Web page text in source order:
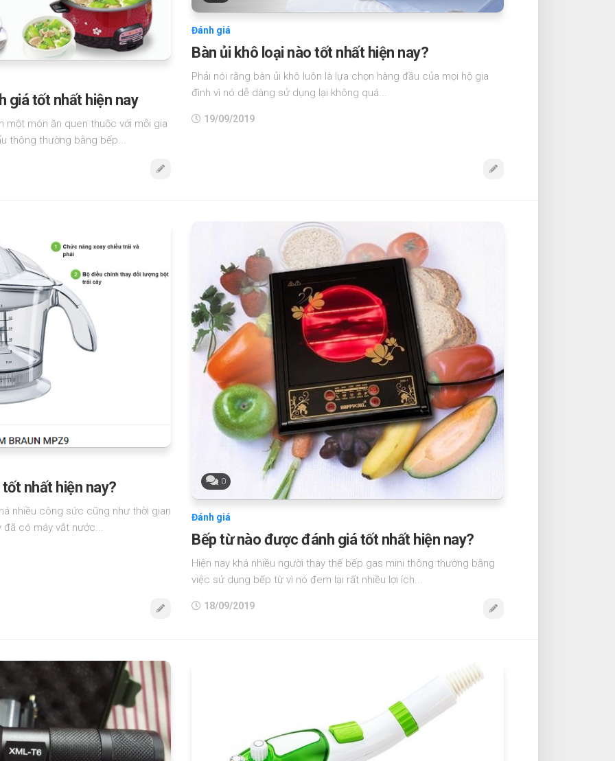
giá tốt nhất hiện nay
một món ăn quen thuộc với mỗi gia
thông thường bằng bếp...
Đánh giá
Bàn ủi khô loại nào tốt nhất hiện nay?
Phải nói rằng bàn ủi khô luôn là lựa chọn hàng đầu của mọi hộ gia
đình vì nó dễ dàng sử dụng lại không quá...
19/09/2019
nhất hiện nay?
nhiều công sức cũng như thời gian
có máy vắt nước...
0
Đánh giá
Bếp từ nào được đánh giá tốt nhất hiện nay?
Hiện nay khá nhiều người thay thế bếp gas mini thông thường bằng
việc sử dụng bếp từ vì nó đem lại rất nhiều lợi ích...
18/09/2019